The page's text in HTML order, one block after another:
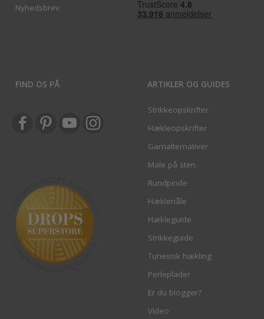
Nyhedsbrev
FIND OS PÅ ARTIKLER OG GUIDES
Strikkeopskrifter
Hækleopskrifter
Garnalternativer
Male på sten
Rundpinde
Hæklenåle
Hækleguide
Strikkeguide
Tunesisk hækling
Perleplader
Er du blogger?
Video